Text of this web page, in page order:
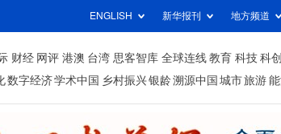
ENGLISH 新华报刊 地方频道
财经 网评 港澳 台湾 思客智库 全球连线 教育 科技 科创
数字经济学术中国 乡村振兴银龄溯源中国 城市旅游